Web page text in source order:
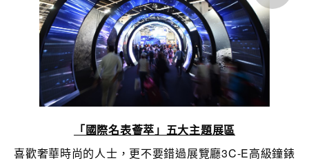
「國際名表薈萃」五大主題展區
喜歡奢華時尚的人士，更不要錯過展覽廳3C-E高級鐘錶